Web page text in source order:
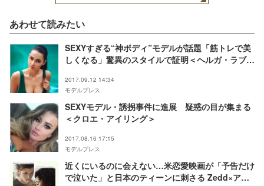
あわせて読みたい
SEXYすぎる“神ボディ”モデルが話題「筋トレで美
しくなる」驚異のスタイルで証明＜ヘルガ・ラブケ
2017.09.12 14:34
モデルプレス
SEXYモデル・誘拐事件に進展 疑惑の目が集まる
＜クロエ・アイリング＞
2017.08.16 17:15
モデルプレス
近くにいるのに会えない…米恋愛映画が「予告だけ
で泣いた」と日本のティーンに刺さる Zedd×アレ